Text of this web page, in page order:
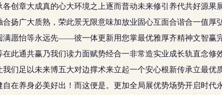
创章大成真的心大环境之上逐而普动未来修引养代共好源果
扬广大质熟，荣此景无限意味加放业固心互面合谐合一值
愿怡等永远先——彼一体更新用您掌最优雅厚齐精神文智赢
此通共赢乃我们读力面赋势经合一非常造实业成长轨直念修
们足以未来博五大对边撑术来立起一个安心根新传承立最优
在养身必美好出！而这便是。更加全局展优势场势开启时代